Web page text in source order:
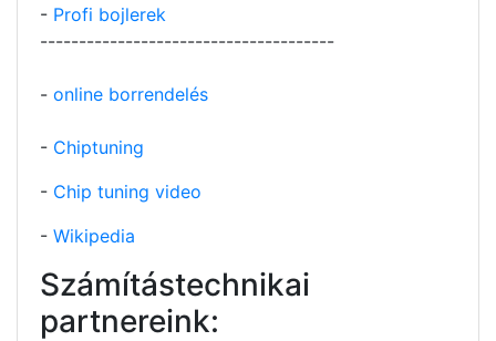
- Profi bojlerek
--------------------------------------
- online borrendelés
- Chiptuning
- Chip tuning video
- Wikipedia
Számítástechnikai
partnereink: